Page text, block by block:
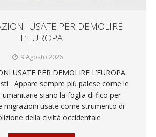
USATE PER DEMOLIRE
L’EUROPA
9 Agosto 2026
USATE PER DEMOLIRE L’EUROPA
Appare sempre più palese come le
siano la foglia di fico per
migrazioni usate come strumento di
della civiltà occidentale